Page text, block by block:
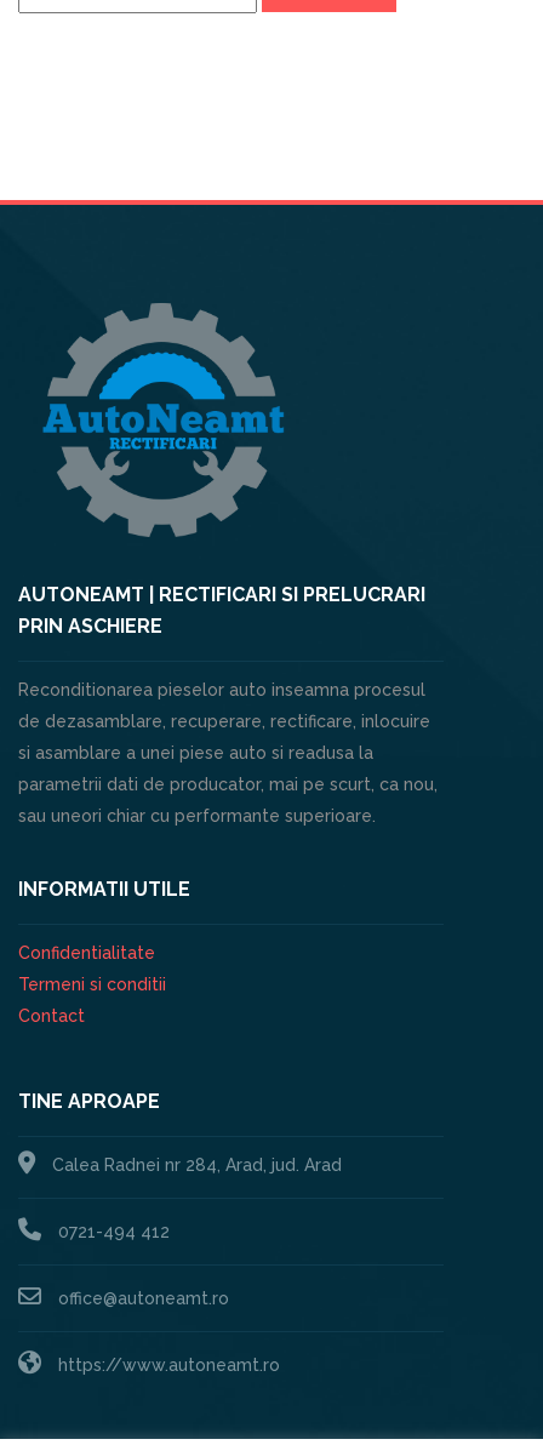
AUTONEAMT | RECTIFICARI SI PRELUCRARI
PRIN ASCHIERE
Reconditionarea pieselor auto inseamna procesul
de dezasamblare, recuperare, rectificare, inlocuire
si asamblare a unei piese auto si readusa la
parametrii dati de producator, mai pe scurt, ca nou,
sau uneori chiar cu performante superioare.
INFORMATII UTILE
Confidentialitate
Termeni si conditii
Contact
TINE APROAPE
Calea Radnei nr 284, Arad, jud. Arad
0721-494 412
office@autoneamt.ro
https://www.autoneamt.ro